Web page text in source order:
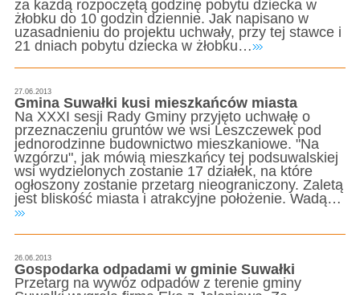
za każdą rozpoczętą godzinę pobytu dziecka w
żłobku do 10 godzin dziennie. Jak napisano w
uzasadnieniu do projektu uchwały, przy tej stawce i
21 dniach pobytu dziecka w żłobku…
27.06.2013
Gmina Suwałki kusi mieszkańców miasta
Na XXXI sesji Rady Gminy przyjęto uchwałę o
przeznaczeniu gruntów we wsi Leszczewek pod
jednorodzinne budownictwo mieszkaniowe. "Na
wzgórzu", jak mówią mieszkańcy tej podsuwalskiej
wsi wydzielonych zostanie 17 działek, na które
ogłoszony zostanie przetarg nieograniczony. Zaletą
jest bliskość miasta i atrakcyjne położenie. Wadą…
26.06.2013
Gospodarka odpadami w gminie Suwałki
Przetarg na wywóz odpadów z terenie gminy